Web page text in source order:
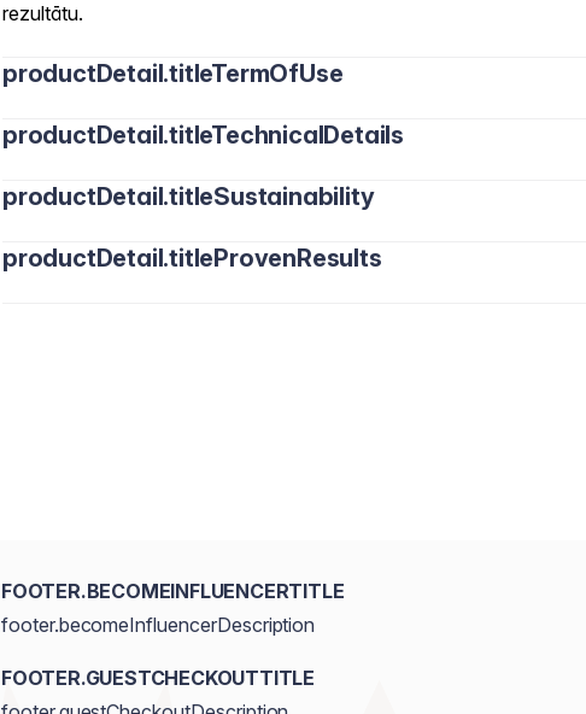
rezultātu.
productDetail.titleTermOfUse
productDetail.titleTechnicalDetails
productDetail.titleSustainability
productDetail.titleProvenResults
FOOTER.BECOMEINFLUENCERTITLE
footer.becomeInfluencerDescription
FOOTER.GUESTCHECKOUTTITLE